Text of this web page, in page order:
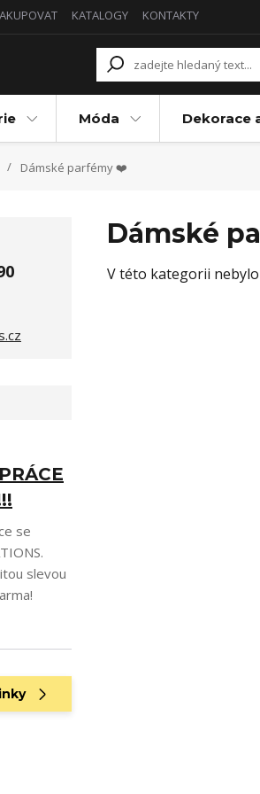
KATALOGY KONTAKTY
Móda Dekorace
Dámské parfémy ❤️
Dámské
V této kategorii
se
slevou